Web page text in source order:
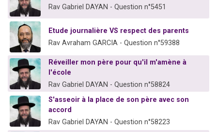
Rav Gabriel DAYAN - Question n°5451
Etude journalière VS respect des parents
Rav Avraham GARCIA - Question n°59388
Réveiller mon père pour qu'il m'amène à
l'école
Rav Gabriel DAYAN - Question n°58824
S'asseoir à la place de son père avec son
accord
Rav Gabriel DAYAN - Question n°58223